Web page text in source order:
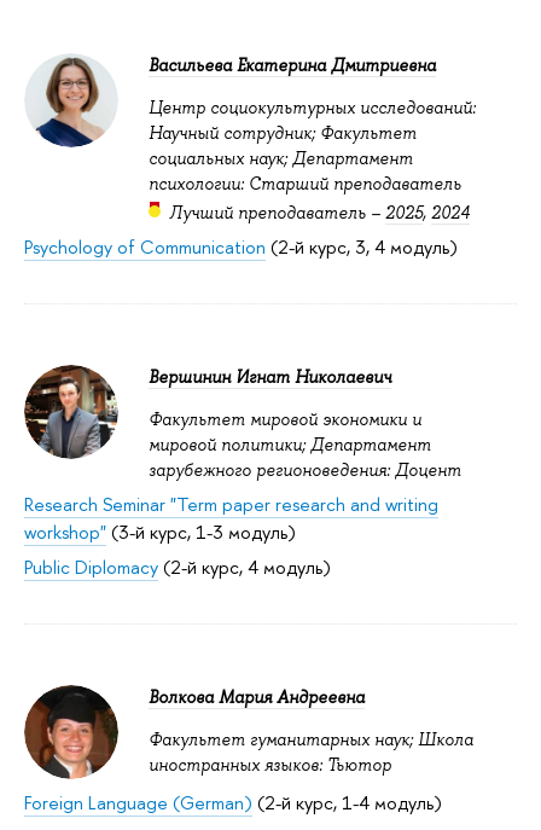
Васильева Екатерина Дмитриевна
Центр социокультурных исследований:
Научный сотрудник; Факультет
социальных наук; Департамент
психологии: Старший преподаватель
Лучший преподаватель – 2025, 2024
Psychology of Communication (2-й курс, 3, 4 модуль)
Вершинин Игнат Николаевич
Факультет мировой экономики и
мировой политики; Департамент
зарубежного регионоведения: Доцент
Research Seminar "Term paper research and writing
workshop"(3-й курс, 1-3 модуль)
Public Diplomacy(2-й курс, 4 модуль)
Волкова Мария Андреевна
Факультет гуманитарных наук; Школа
иностранных языков: Тьютор
Foreign Language (German) (2-й курс, 1-4 модуль)